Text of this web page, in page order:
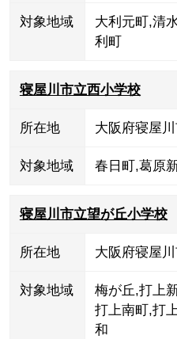
対象地域 大利元町 ,清
利町
寝屋川市立西小学校
所在地 大阪府寝屋
対象地域 春日町 ,葛原新
寝屋川市立望が丘小学校
所在地 大阪府寝屋
対象地域 梅が丘,打上新
打上南町 ,打
和